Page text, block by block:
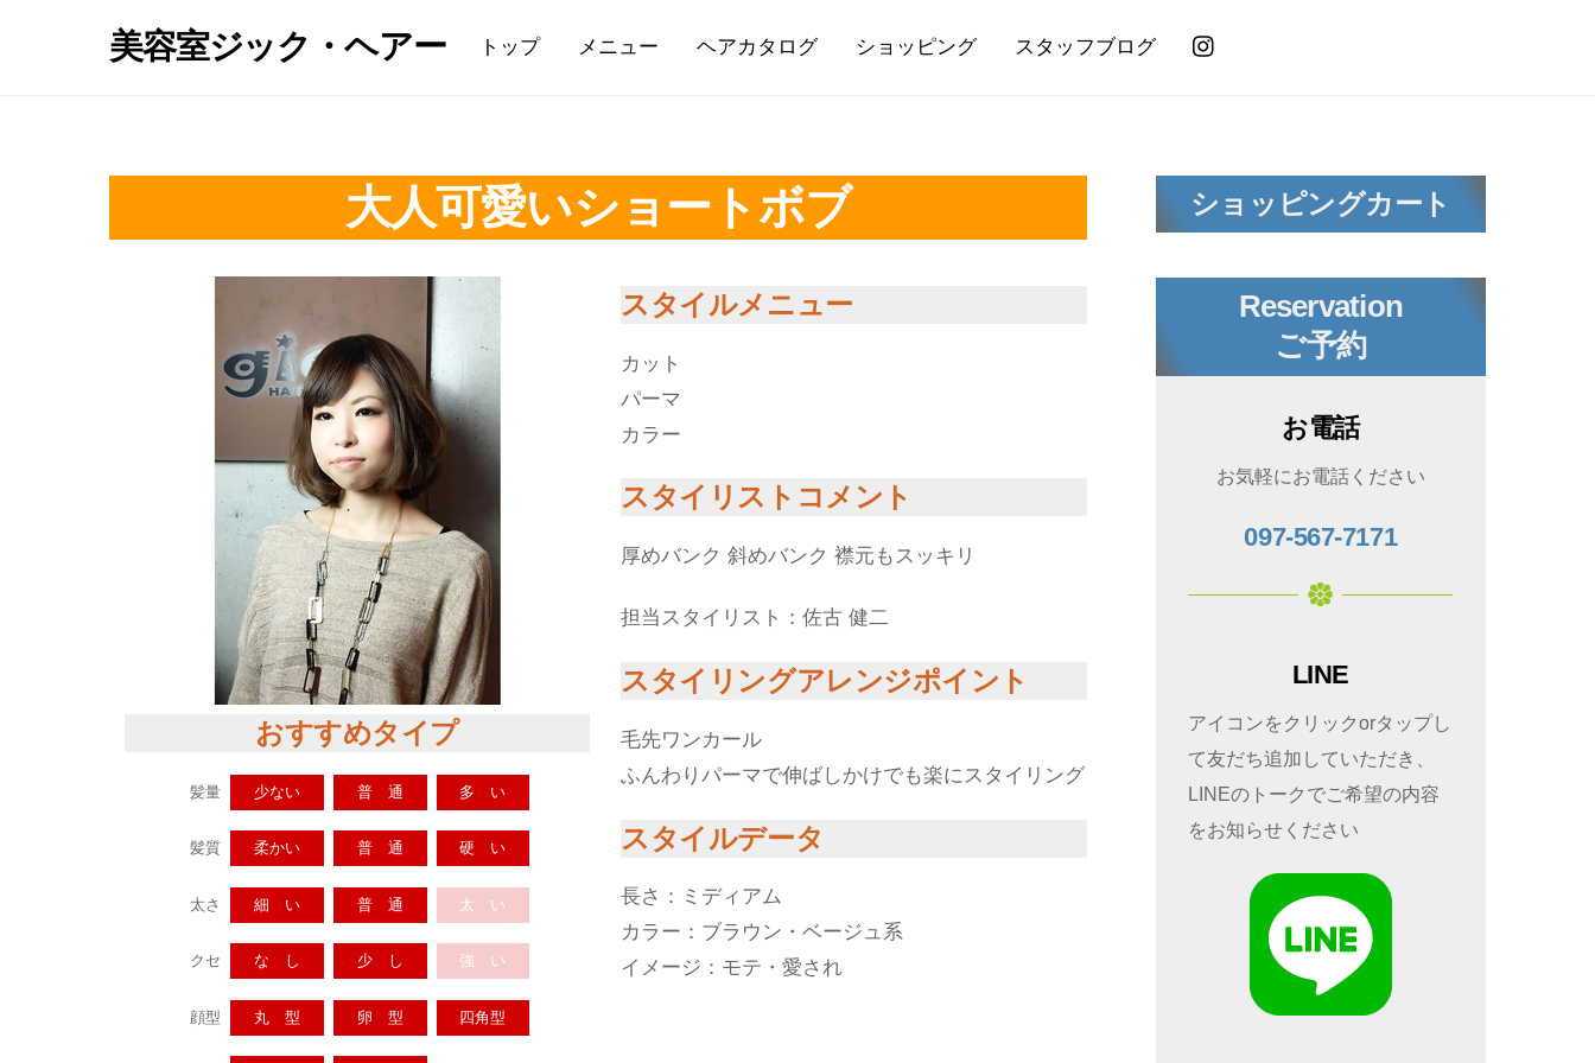
美容室ジック・ヘアー トップ メニュー ヘアカタログ ショッピング スタッフブログ
大人可愛いショートボブ
おすすめタイプ
髪量 少ない 普 通 多 い
髪質 柔かい 普 通 硬 い
太さ 細 い 普 通 太 い
クセ な し 少 し 強 い
顔型 丸 型 卵 型 四角型
スタイルメニュー
カット
パーマ
カラー
スタイリストコメント
厚めバンク 斜めバンク 襟元もスッキリ
担当スタイリスト：佐古 健二
スタイリングアレンジポイント
毛先ワンカール
ふんわりパーマで伸ばしかけでも楽にスタイリング
スタイルデータ
長さ：ミディアム
カラー：ブラウン・ベージュ系
イメージ：モテ・愛され
ショッピングカート
Reservation
ご予約
お電話
お気軽にお電話ください
097-567-7171
LINE
アイコンをクリックorタップし
て友だち追加していただき、
LINEのトークでご希望の内容
をお知らせください